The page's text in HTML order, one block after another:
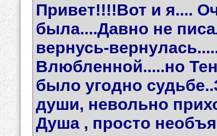
Привет!!!!Вот и я....
была....Давно не
вернусь-
Влюбленной.....но
было угодно
души, невольно
Душа , просто